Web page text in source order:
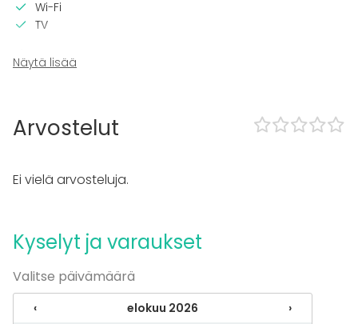
Wi-Fi
TV
Tilaan kuuluu
Keittiö asiakkaan käytössä
Pyyhkeet
Juhlat
Saunailta
Illallinen / lounas
Näytä lisää
Arvostelut
Ei vielä arvosteluja.
Kyselyt ja varaukset
Valitse päivämäärä
‹ elokuu 2026 ›